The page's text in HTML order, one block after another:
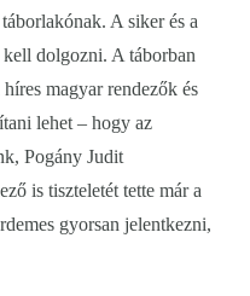
A siker és a
kell dolgozni. A táborban
magyar rendezők és
lehet – hogy az
Pogány Judit
is tiszteletét tette már a
gyorsan jelentkezni,